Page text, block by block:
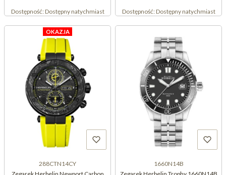
Dostępność:Dostępny natychmiast Dostępność:Dostępny natychmiast
OKAZJA
288CTN14CY
1660N14B